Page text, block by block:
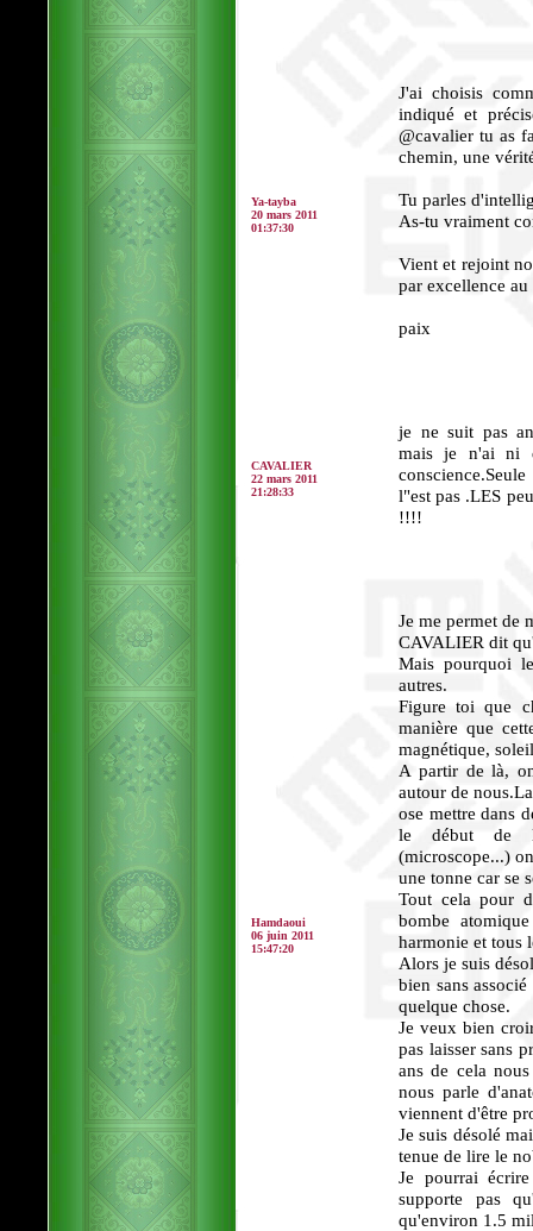
Ya-tayba
20 mars 2011
01:37:30
J'ai choisis
indiqué et
@cavalier tu as
chemin, une
Tu parles
As-tu vraiment
Vient et rejoint
par excellence
paix
CAVALIER
22 mars 2011
21:28:33
je ne suit pas
mais je n'ai ni
l"est pas .LES
!!!!
Hamdaoui
06 juin 2011
15:47:20
Je me permet de
CAVALIER dit
Mais pourquoi
autres.
Figure toi que
manière que
magnétique,
A partir de là,
autour de
ose mettre dans
le début de
(microscope...)
une tonne car se
Tout cela pour
bombe
harmonie et tous
Alors je suis
bien sans
quelque chose.
Je veux bien
pas laisser sans
ans de cela
nous parle
viennent d'être
Je suis désolé
tenue de lire le
Je pourrai
supporte pas
qu'environ 1.5